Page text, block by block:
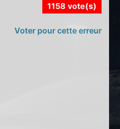
1158 vote(s)
Voter pour cette erreur